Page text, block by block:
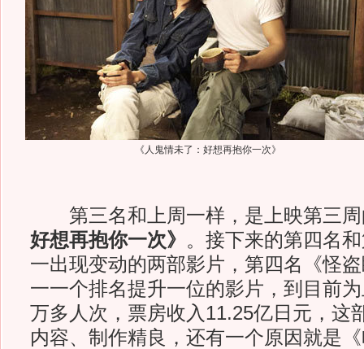
《人鬼情未了：好想再抱你一次》
第三名和上周一样，是上映第三周
好想再抱你一次》 。接下来的第四名
一出现变动的两部影片，第四名《怪
一一个排名提升一位的影片，到目前
万多人次，票房收入11.25亿日元，这
内容、制作精良，还有一个原因就是